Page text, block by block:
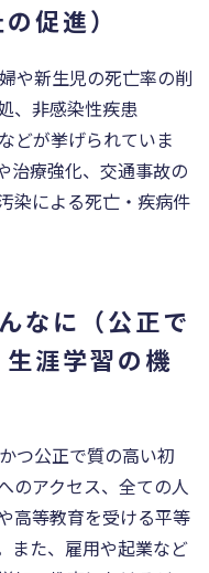
促進）
や新生児の死亡率の削
、非感染性疾患
どが挙げられていま
治療強化、交通事故の
染による死亡・疾病件
なに（公正で
涯学習の機
つ公正で質の高い初
のアクセス、全ての人
高等教育を受ける平等
また、雇用や起業など